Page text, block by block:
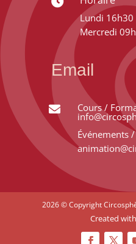
Lundi 16h30
Mercredi
Email
 Cours /
Événements
2026 © Copyright
Created